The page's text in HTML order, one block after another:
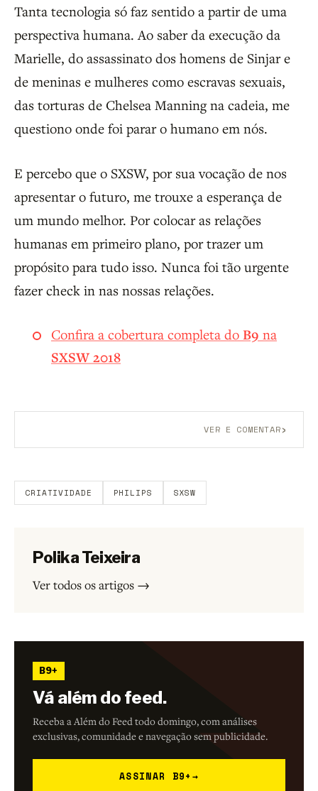
Tanta tecnologia só faz sentido a partir de uma
perspectiva humana. Ao saber da execução da
Marielle, do assassinato dos homens de Sinjar e
de meninas e mulheres como escravas sexuais,
das torturas de Chelsea Manning na cadeia, me
questiono onde foi parar o humano em nós.
E percebo que o SXSW, por sua vocação de nos
apresentar o futuro, me trouxe a esperança de
um mundo melhor. Por colocar as relações
humanas em primeiro plano, por trazer um
propósito para tudo isso. Nunca foi tão urgente
fazer check in nas nossas relações.
Confira a cobertura completa do B9 na
SXSW 2018
VER E COMENTAR›
CRIATIVIDADE PHILIPS SXSW
Polika Teixeira
Ver todos os artigos →
B9+
Vá além do feed.
Receba a Além do Feed todo domingo, com análises
exclusivas, comunidade e navegação sem publicidade.
ASSINAR B9+ →